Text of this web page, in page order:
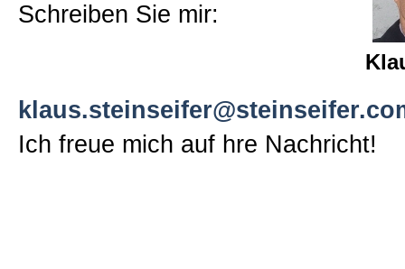
Schreiben Sie mir:
Ich freue mich auf hre Nachricht!